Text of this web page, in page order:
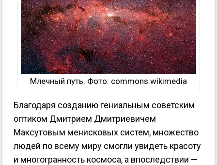
Млечный путь. Фото: commons.wikimedia
Благодаря созданию гениальным советским
оптиком Дмитрием Дмитриевичем
Максутовым менисковых систем, множество
людей по всему миру смогли увидеть красоту
и многогранность космоса, а впоследствии —